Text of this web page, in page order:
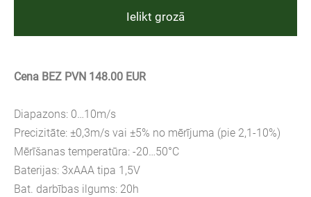
Ielikt grozā
Cena BEZ PVN 148.00 EUR
Diapazons: 0…10m/s
Precizitāte: ±0,3m/s vai ±5% no mērījuma (pie 2,1-10%)
Mērīšanas temperatūra: -20…50°C
Baterijas: 3xAAA tipa 1,5V
Bat. darbības ilgums: 20h